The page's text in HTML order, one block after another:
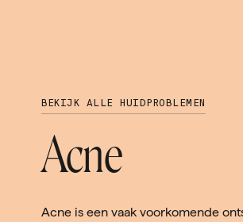
BEKIJK ALLE HUIDPROBLEMEN
Acne
Acne is een vaak voorkomende